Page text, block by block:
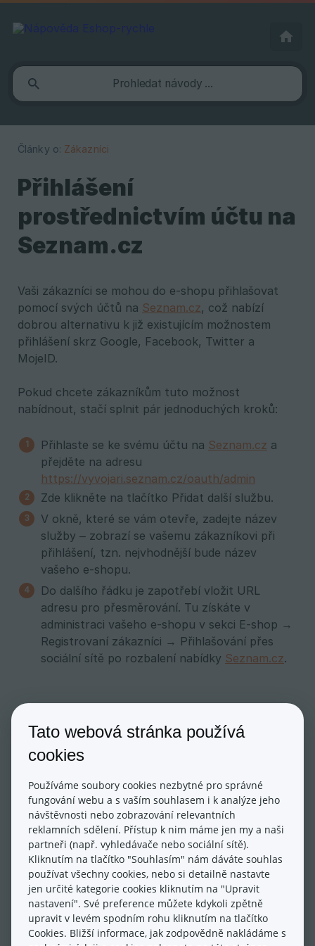
Články o: Zákazníci
Přihlášení
prostřednictvím účtu na
Seznam.cz
Vaši zákazníci se mohou do e-shopu přihlašovat
pomocí svých účtů na Seznam.cz, což nabízí
dobrou alternativu k již existujícím možnostem
přihlášení skrz Google, Facebook, Twitter a
MojeID.
Pokud chcete zákazníkům tuto možnost
nabídnout, stačí splnit pár jednoduchých kroků:
Přihlaste se ke svému účtu na Seznam.cz a
přejděte na adresu
https://vyvojari.seznam.cz/oauth/admin
Zde klikněte na tlačítko Přidat další službu.
V okně, které se vám otevře, zadejte název
služby – zobrazí se vašemu zákazníkovi při
přihlášení, tzn. nejvhodnější bude název
vašeho e-shopu.
Do dalšího řádku je zapotřebí vložit URL
adresu pro přesměrování. Tu získáte v
administraci vašeho e-shopu v sekci E-shop →
Registrovaní zákazníci → Přihlašování přes
sociální sítě po rozbalení nabídky Seznam.cz.
přidat i URL adresu například vašeho loga,
které chcete zobrazovat uživateli při
přihlášení spolu s názvem vašeho e-shopu.
Ikona však není povinná.
Jako poslední zde vložte URL adresu vaší
stránky obsahující zásady ochrany soukromí,
potvrďte, že souhlasíte s podmínkami služby a
uložte.
Nyní se zobrazí dva klíčové řádky, které je
zapotřebízkopírovat a vložit do administrace
sekce Aplikace > Přihlášení přes sociální sítě >
Seznam, a to ID klienta a OAuth tajemství.
Tato webová stránka používá
cookies
Používáme soubory cookies nezbytné pro správné
fungování webu a s vaším souhlasem i k analýze jeho
návštěvnosti nebo zobrazování relevantních
reklamních sdělení. Přístup k nim máme jen my a naši
partneři (např. vyhledávače nebo sociální sítě).
Kliknutím na tlačítko "Souhlasím" nám dáváte souhlas
používat všechny cookies, nebo si detailně nastavte
jen určité kategorie cookies kliknutím na "Upravit
nastavení". Své preference můžete kdykoli zpětně
upravit v levém spodním rohu kliknutím na tlačítko
Cookies. Bližší informace, jak zodpovědně nakládáme s